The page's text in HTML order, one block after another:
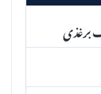
برغذی